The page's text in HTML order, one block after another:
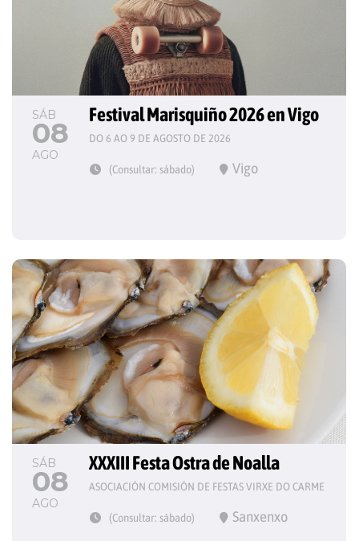
SÁB
08
AGO
Festival Marisquiño 2026 en Vigo
DO 6 AO 9 DE AGOSTO DE 2026
(Consultar: sábado) Vigo
SÁB
08
AGO
XXXIII Festa Ostra de Noalla
ASOCIACIÓN COMISIÓN DE FESTAS VIRXE DO CARME
(Consultar: sábado) Sanxenxo